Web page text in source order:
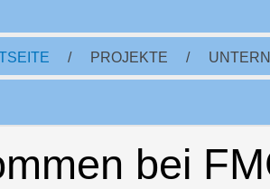
/ PROJEKTE /
bei